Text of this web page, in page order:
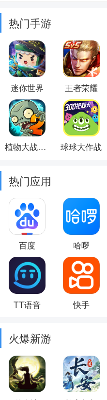
热门手游
迷你世界 王者荣耀
植物大战僵尸2 球球大作战
热门应用
百度 哈啰
TT语音 快手
火爆新游